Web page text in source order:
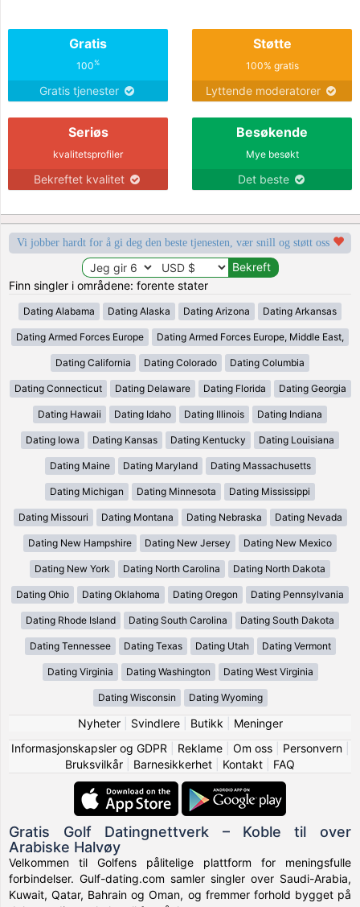
Gratis
100%
Gratis tjenester
Støtte
100% gratis
Lyttende moderatorer
Seriøs
kvalitetsprofiler
Bekreftet kvalitet
Besøkende
Mye besøkt
Det beste
Vi jobber hardt for å gi deg den beste tjenesten, vær snill og støtt oss
Finn singler i områdene: forente stater
Dating Alabama Dating Alaska Dating Arizona Dating Arkansas
Dating Armed Forces Europe Dating Armed Forces Europe, Middle East,
Dating California Dating Colorado Dating Columbia
Dating Connecticut Dating Delaware Dating Florida Dating Georgia
Dating Hawaii Dating Idaho Dating Illinois Dating Indiana
Dating Iowa Dating Kansas Dating Kentucky Dating Louisiana
Dating Maine Dating Maryland Dating Massachusetts
Dating Michigan Dating Minnesota Dating Mississippi
Dating Missouri Dating Montana Dating Nebraska Dating Nevada
Dating New Hampshire Dating New Jersey Dating New Mexico
Dating New York Dating North Carolina Dating North Dakota
Dating Ohio Dating Oklahoma Dating Oregon Dating Pennsylvania
Dating Rhode Island Dating South Carolina Dating South Dakota
Dating Tennessee Dating Texas Dating Utah Dating Vermont
Dating Virginia Dating Washington Dating West Virginia
Dating Wisconsin Dating Wyoming
Nyheter| Svindlere| Butikk
Meninger
Informasjonskapsler og GDPR
Reklame| Om oss| Personvern|
Bruksvilkår
Barnesikkerhet Kontakt FAQ
Gratis Golf Datingnettverk – Koble til over
Arabiske Halvøy
Velkommen til Golfens pålitelige plattform for meningsfulle
forbindelser. Gulf-dating.com samler singler over Saudi-Arabia,
Kuwait, Qatar, Bahrain og Oman, og fremmer forhold bygget på